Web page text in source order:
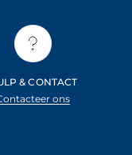
& CONTACT
ons